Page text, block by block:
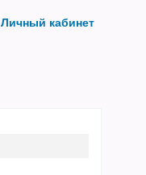
Личный кабинет